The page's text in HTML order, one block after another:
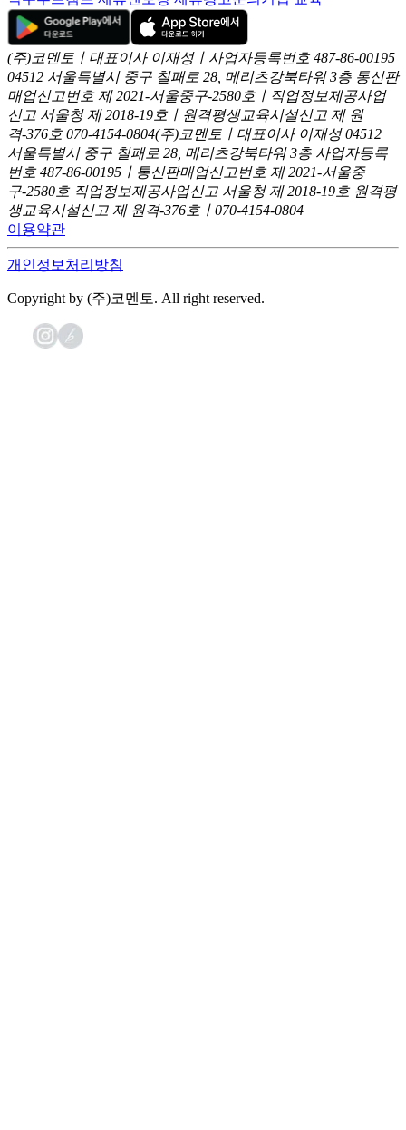
(주)코멘토ㅣ대표이사 이재성ㅣ사업자등록번호 487-86-00195
04512 서울특별시 중구 칠패로 28, 메리츠강북타워 3층 통신판
매업신고번호 제 2021-서울중구-2580호ㅣ직업정보제공사업
신고 서울청 제 2018-19호ㅣ원격평생교육시설신고 제 원
격-376호 070-4154-0804(주)코멘토ㅣ대표이사 이재성 04512
서울특별시 중구 칠패로 28, 메리츠강북타워 3층 사업자등록
번호 487-86-00195ㅣ통신판매업신고번호 제 2021-서울중
구-2580호 직업정보제공사업신고 서울청 제 2018-19호 원격평
생교육시설신고 제 원격-376호ㅣ070-4154-0804
이용약관
개인정보처리방침
Copyright by (주)코멘토. All right reserved.